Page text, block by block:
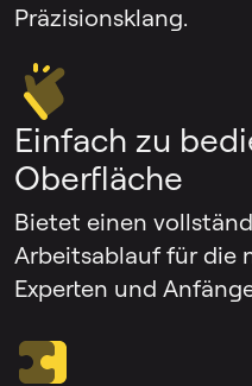
Präzisionsklang.
Einfach zu
Oberfläche
Bietet einen
Arbeitsablauf für die
Experten und